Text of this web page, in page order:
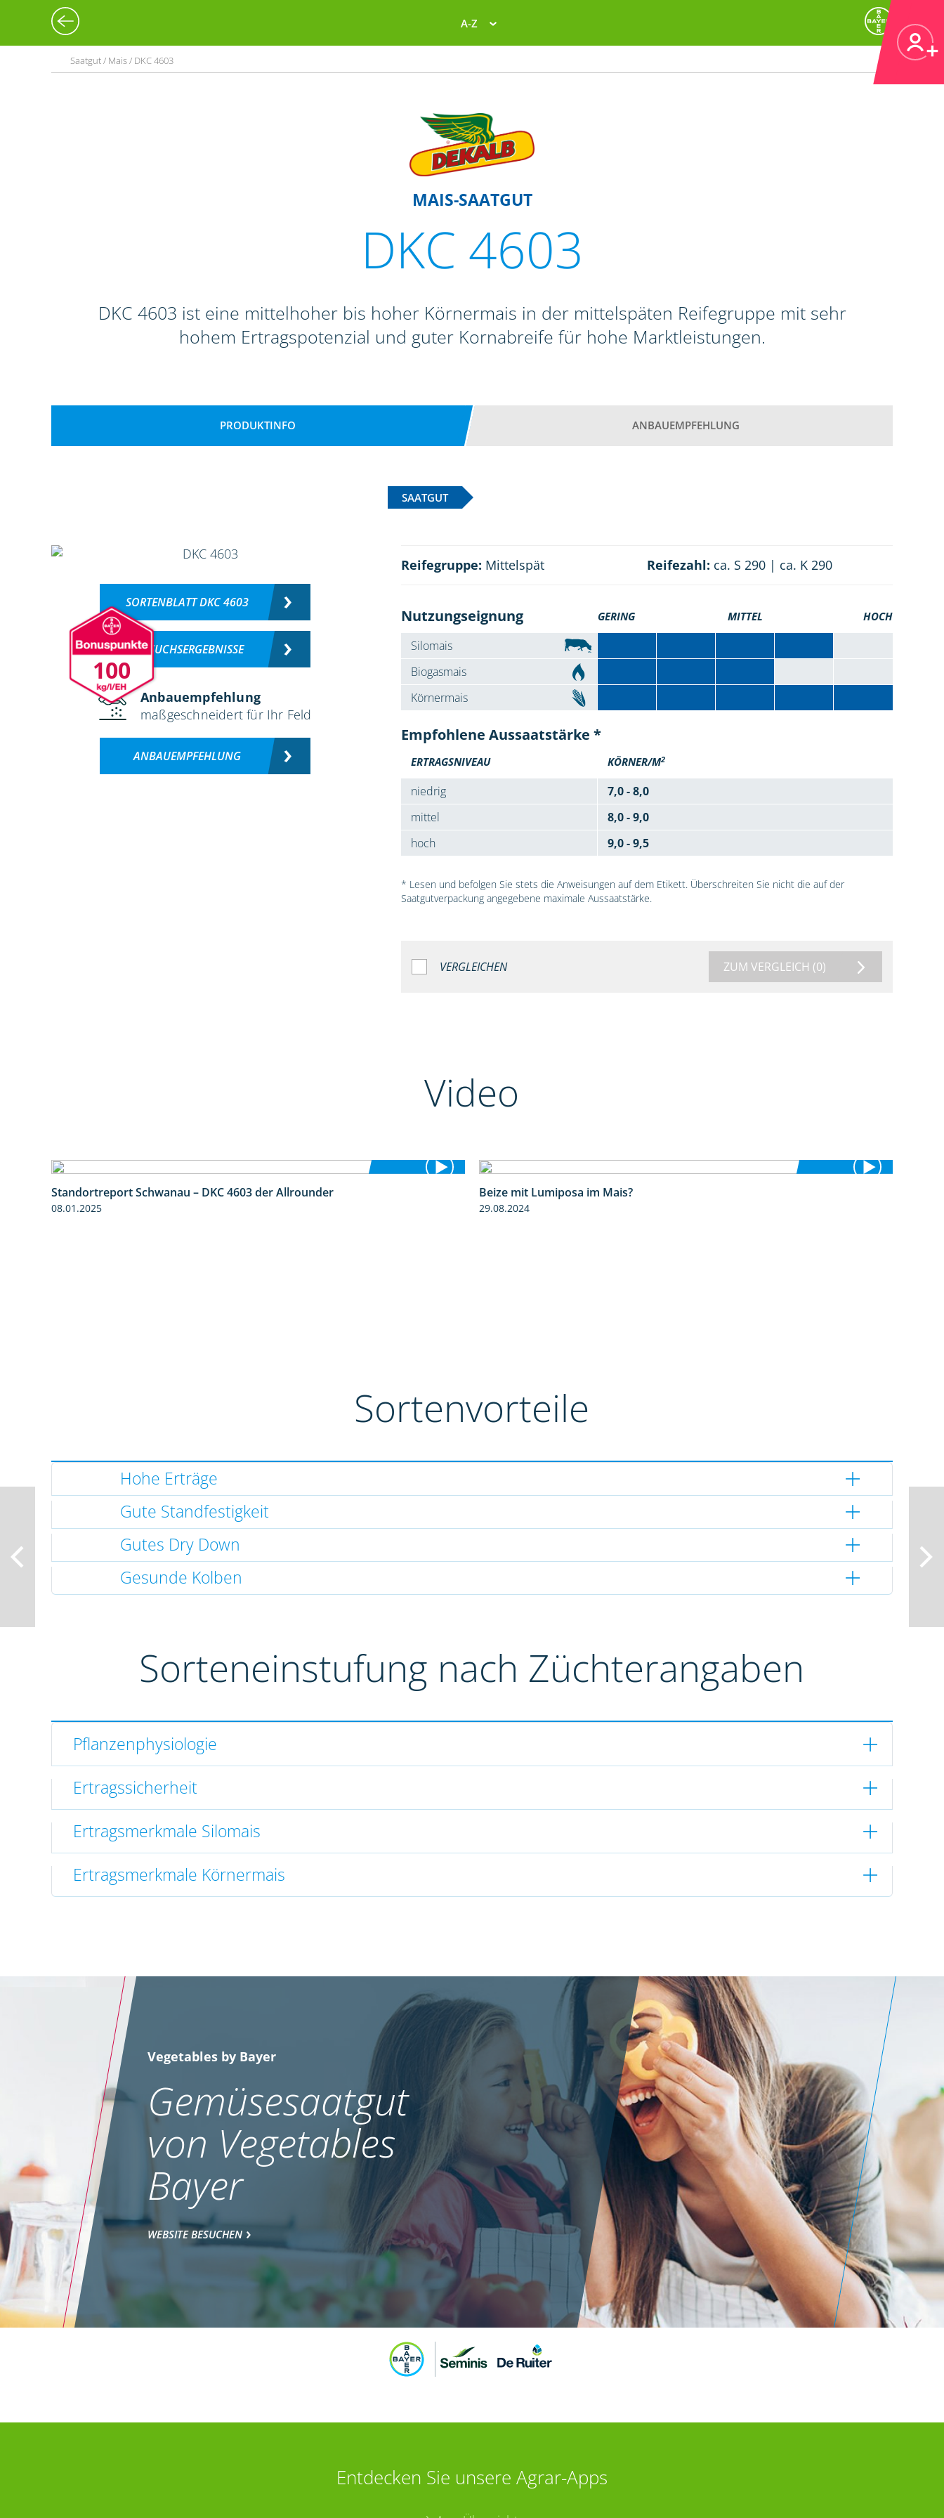
A-Z
Saatgut / Mais / DKC 4603
MAIS-SAATGUT
DKC 4603
DKC 4603 ist eine mittelhoher bis hoher Körnermais in der mittelspäten Reifegruppe mit sehr
hohem Ertragspotenzial und guter Kornabreife für hohe Marktleistungen.
PRODUKTINFO ANBAUEMPFEHLUNG
SAATGUT
100
SORTENBLATT DKC 4603
VERSUCHSERGEBNISSE
Anbauempfehlung
maßgeschneidert für Ihr Feld
ANBAUEMPFEHLUNG
Reifegruppe: Mittelspät Reifezahl: ca. S 290 | ca. K 290
Nutzungseignung GERING MITTEL HOCH
Silomais
Biogasmais
Körnermais
Empfohlene Aussaatstärke *
ERTRAGSNIVEAU KÖRNER/M2
niedrig
7,0 - 8,0
mittel
8,0 - 9,0
hoch
9,0 - 9,5
* Lesen und befolgen Sie stets die Anweisungen auf dem Etikett. Überschreiten Sie nicht die auf der
Saatgutverpackung angegebene maximale Aussaatstärke.
VERGLEICHEN ZUM VERGLEICH (0)
Video
Standortreport Schwanau – DKC 4603 der Allrounder
08.01.2025
Beize mit Lumiposa im Mais?
29.08.2024
Sortenvorteile
Hohe Erträge
Gute Standfestigkeit
Gutes Dry Down
Gesunde Kolben
Sorteneinstufung nach Züchterangaben
Pflanzenphysiologie
Ertragssicherheit
Ertragsmerkmale Silomais
Ertragsmerkmale Körnermais
Vegetables by Bayer
Gemüsesaatgut
von Vegetables
Bayer
WEBSITE BESUCHEN
Entdecken Sie unsere Agrar-Apps